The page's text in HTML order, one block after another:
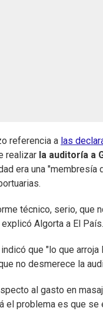
referencia a las
realizar la auditoría a
era una
técnico, serio, que
Algorta a El País.
indicó que "lo que
no desmerece la
al gasto en
el problema es que